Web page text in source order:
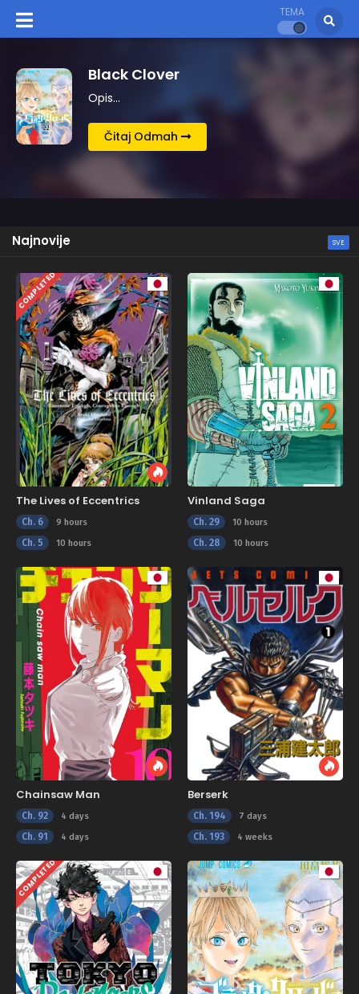
TEMA
Kingdom
Opis…
Čitaj Odmah
Najnovije SVE
COMPLETED
The Lives of Eccentrics
Ch. 6 9 hours
Ch. 5 10 hours
Vinland Saga
Ch. 29 10 hours
Ch. 28 10 hours
Chainsaw Man
Ch. 92 4 days
Ch. 91 4 days
Berserk
Ch. 194 7 days
Ch. 193 4 weeks
COMPLETED